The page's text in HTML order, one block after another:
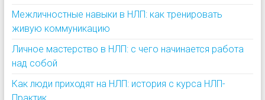
Межличностные навыки в НЛП: как тренировать
живую коммуникацию
Личное мастерство в НЛП: с чего начинается работа
над собой
Как люди приходят на НЛП: история с курса НЛП-